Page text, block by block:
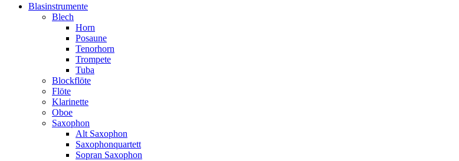
Blasinstrumente
Blech
Horn
Posaune
Tenorhorn
Trompete
Tuba
Blockflöte
Flöte
Klarinette
Oboe
Saxophon
Alt Saxophon
Saxophonquartett
Sopran Saxophon